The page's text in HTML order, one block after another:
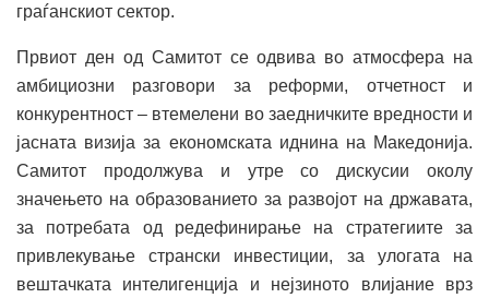
граѓанскиот сектор.
Првиот ден од Самитот се одвива во атмосфера на
амбициозни разговори за реформи, отчетност и
конкурентност – втемелени во заедничките вредности и
јасната визија за економската иднина на Македонија.
Самитот продолжува и утре со дискусии околу
значењето на образованието за развојот на државата,
за потребата од редефинирање на стратегиите за
привлекување странски инвестиции, за улогата на
вештачката интелигенција и нејзиното влијание врз